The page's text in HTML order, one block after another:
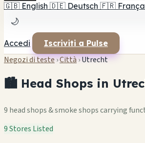
🇬🇧 English 🇩🇪 Deutsch 🇫🇷
🌙
Accedi Iscriviti a Pulse
Negozi di teste›Città›Utrecht
🏙️ Head Shops in
9 head shops & smoke shops carrying
9 Stores Listed